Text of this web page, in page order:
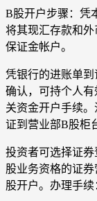
B股开户步骤：凭
将其现汇存款和
保证金帐户。
凭银行的进账单
确认，可持个人
关资金开户手续
证到营业部B股柜
投资者可选择证
股业务资格的证
股开户。办理手续